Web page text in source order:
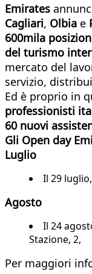
Emirates
Cagliari, Olbia e
600mila
del turismo
mercato del
servizio,
Ed è proprio in
professionisti
60 nuovi
Gli Open day
Luglio
Il 29
Agosto
Il 24
Stazione, 2,
Per maggiori